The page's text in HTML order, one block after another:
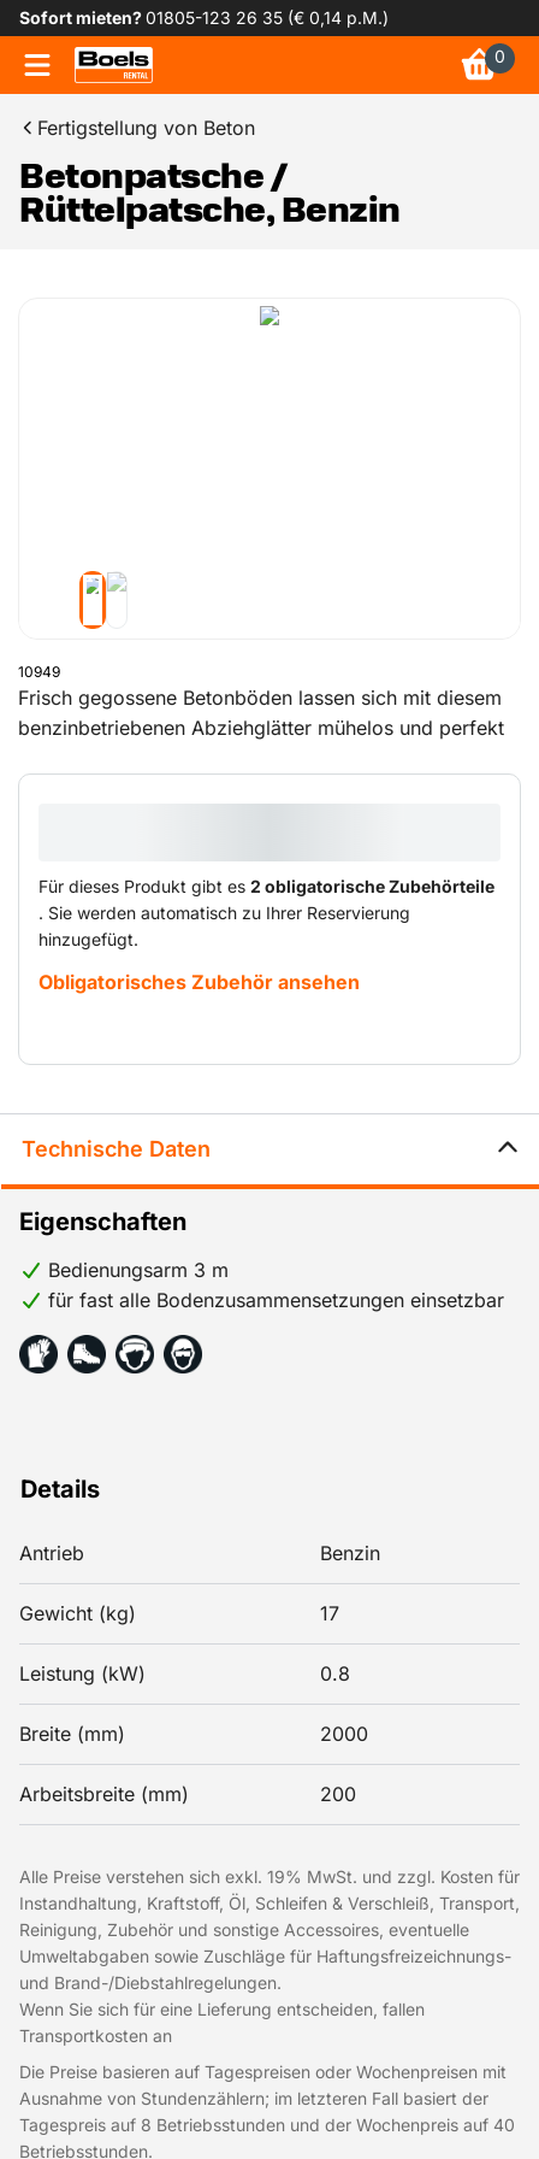
Sofort mieten?01805-123 26 35 (€ 0,14 p.M.)
0
Fertigstellung von Beton
Betonpatsche /
Rüttelpatsche, Benzin
10949
Frisch gegossene Betonböden lassen sich mit diesem
benzinbetriebenen Abziehglätter mühelos und perfekt
Für dieses Produkt gibt es 2 obligatorische Zubehörteile
. Sie werden automatisch zu Ihrer Reservierung
hinzugefügt.
Obligatorisches Zubehör ansehen
Technische Daten
Details
Antrieb Benzin
Gewicht (kg) 17
Leistung (kW) 0.8
Breite (mm) 2000
Arbeitsbreite (mm) 200
Eigenschaften
Bedienungsarm 3 m
für fast alle Bodenzusammensetzungen einsetzbar
Alle Preise verstehen sich exkl. 19% MwSt. und zzgl. Kosten für
Instandhaltung, Kraftstoff, Öl, Schleifen & Verschleiß, Transport,
Reinigung, Zubehör und sonstige Accessoires, eventuelle
Umweltabgaben sowie Zuschläge für Haftungsfreizeichnungs-
und Brand-/Diebstahlregelungen.
Wenn Sie sich für eine Lieferung entscheiden, fallen
Transportkosten an
Die Preise basieren auf Tagespreisen oder Wochenpreisen mit
Ausnahme von Stundenzählern; im letzteren Fall basiert der
Tagespreis auf 8 Betriebsstunden und der Wochenpreis auf 40
Betriebsstunden.